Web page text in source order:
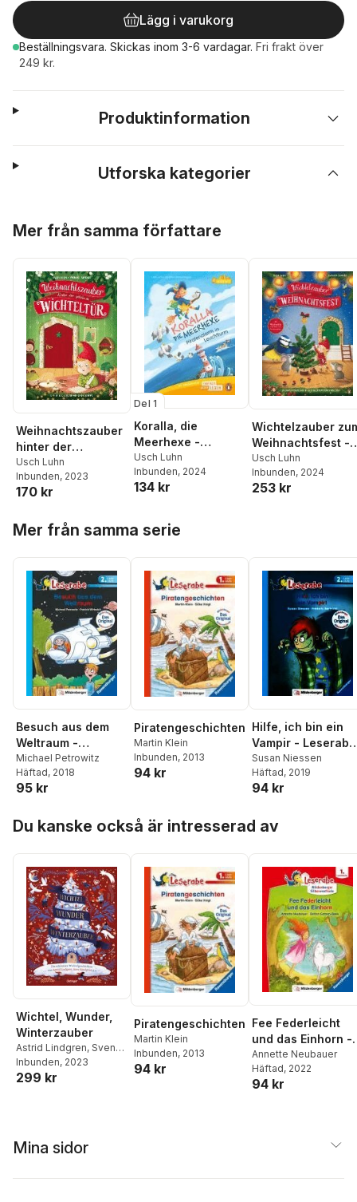
Lägg i varukorg
Beställningsvara. Skickas inom 3-6 vardagar. Fri frakt över
249 kr.
Produktinformation
Utforska kategorier
Mer från samma författare
Weihnachtszauber
hinter der
geheimen
Wichteltür
Usch Luhn
Inbunden, 2023
170 kr
Del 1
Koralla, die
Meerhexe -
Piratenalarm im
Leuchtturm
Usch Luhn
Inbunden, 2024
134 kr
Wichtelzauber
Weihnachtsfest -
24
Adventskalender-
Geschichten zum
Usch Luhn
Inbunden, 2024
253 kr
Mer från samma serie
Besuch aus dem
Weltraum -
Leserabe 2. Klasse
- Erstlesebuch für
Kinder ab 7 Jahren
Michael Petrowitz
Häftad, 2018
95 kr
Piratengeschichten
Martin Klein
Inbunden, 2013
94 kr
Hilfe, ich bin ein
Vampir - Leserabe
2. Klasse -
Erstlesebuch ab 7
Jahren
Susan Niessen
Häftad, 2019
94 kr
Du kanske också är intresserad av
Wichtel, Wunder,
Winterzauber
Astrid Lindgren, Sven
Nordqvist ,Susanne
Lütje, Betina Gotzen-
Inbunden, 2023
299 kr
Piratengeschichten
Martin Klein
Inbunden, 2013
94 kr
Fee Federleicht
und das Einhorn -
Leserabe ab 1.
Klasse -
Erstlesebuch für
Annette Neubauer
Häftad, 2022
94 kr
Mina sidor